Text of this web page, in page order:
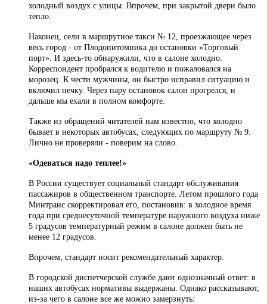
холодный воздух с улицы. Впрочем, при закрытой двери было
тепло.
Наконец, сели в маршрутное такси № 12, проезжающее через
весь город - от Плодопитомника до остановки «Торговый
порт». И здесь-то обнаружили, что в салоне холодно.
Корреспондент пробрался к водителю и пожаловался на
морозец. К чести мужчины, он быстро исправил ситуацию и
включил печку. Через пару остановок салон прогрелся, и
дальше мы ехали в полном комфорте.
Также из обращений читателей нам известно, что холодно
бывает в некоторых автобусах, следующих по маршруту № 9.
Лично не проверяли - поверим на слово.
«Одеваться надо теплее!»
В России существует социальный стандарт обслуживания
пассажиров в общественном транспорте. Летом прошлого года
Минтранс скорректировал его, постановив: в холодное время
года при среднесуточной температуре наружного воздуха ниже
5 градусов температурный режим в салоне должен быть не
менее 12 градусов.
Впрочем, стандарт носит рекомендательный характер.
В городской диспетчерской службе дают однозначный ответ: в
наших автобусах нормативы выдержаны. Однако рассказывают,
из-за чего в салоне все же можно замерзнуть: